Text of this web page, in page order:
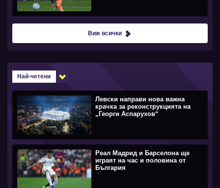
Виж всички
Най-четени
Левски направи нова важна
крачка за реконструкцията на
„Георги Аспарухов“
Реал Мадрид и Барселона ще
играят на час и половина от
България